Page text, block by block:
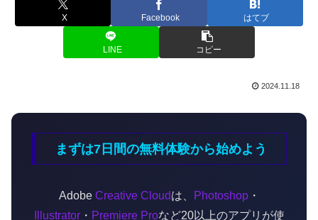
X Facebook はてブ
LINE コピー
2024.11.18
まずは7日間の無料体験から始めよう
Adobe Creative Cloudは、 Photoshop・
Illustrator・ Premiere Proなど20以上のアプリが使